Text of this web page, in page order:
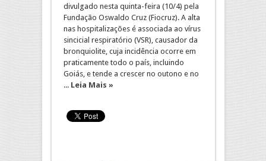
divulgado nesta quinta-feira (10/4) pela
Fundação Oswaldo Cruz (Fiocruz). A alta
nas hospitalizações é associada ao vírus
sincicial respiratório (VSR), causador da
bronquiolite, cuja incidência ocorre em
praticamente todo o país, incluindo
Goiás, e tende a crescer no outono e no
... Leia Mais »